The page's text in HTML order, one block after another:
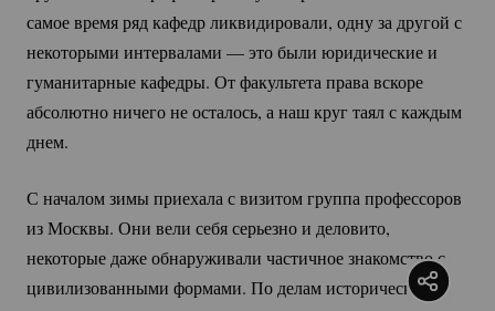
самое время ряд кафедр ликвидировали, одну за другой с
некоторыми интервалами — это были юридические и
гуманитарные кафедры. От факультета права вскоре
абсолютно ничего не осталось, а наш круг таял с каждым
днем.
С началом зимы приехала с визитом группа профессоров
из Москвы. Они вели себя серьезно и деловито,
некоторые даже обнаруживали частичное знакомство с
цивилизованными формами. По делам исторического